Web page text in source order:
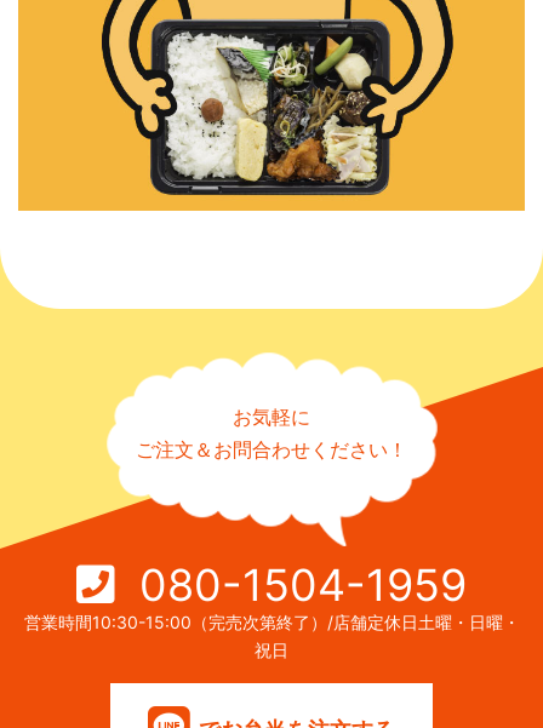
お気軽に
ご注文＆お問合わせください！
080-1504-1959
営業時間10:30-15:00（完売次第終了）/店舗定休日土曜・日曜・
祝日